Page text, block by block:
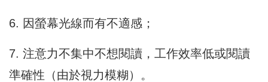
6. 因螢幕光線而有不適感；
7. 注意力不集中不想閱讀，工作效率低或閱讀
準確性（由於視力模糊）。